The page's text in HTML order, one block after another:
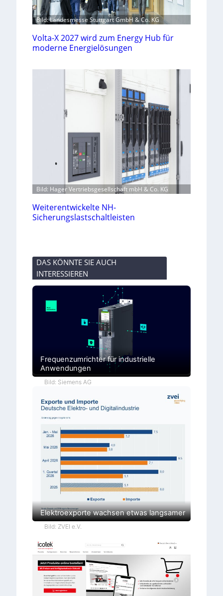
Bild: Landesmesse Stuttgart GmbH & Co. KG
Volta-X 2027 wird zum Energy Hub für
moderne Energielösungen
Bild: Hager Vertriebsgesellschaft mbH & Co. KG
Weiterentwickelte NH-
Sicherungslastschaltleisten
DAS KÖNNTE SIE AUCH
INTERESSIEREN
Frequenzumrichter für industrielle
Anwendungen
Bild: Siemens AG
Elektroexporte wachsen etwas langsamer
Bild: ZVEI e.V.